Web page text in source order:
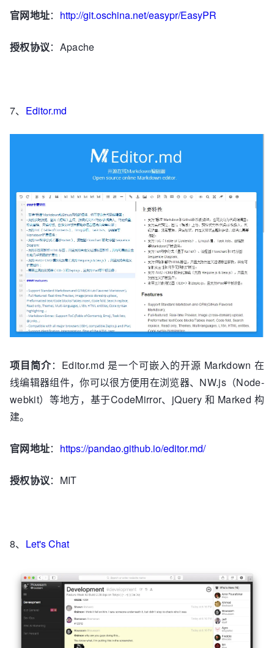
官网地址： http://git.oschina.net/easypr/EasyPR
授权协议：Apache
7、 Editor.md
项目简介：Editor.md 是一个可嵌入的开源 Markdown 在
线编辑器组件，你可以很方便用在浏览器、NW.js（Node-
webkit）等地方，基于CodeMirror、jQuery 和 Marked 构
建。
官网地址： https://pandao.github.io/editor.md/
授权协议：MIT
8、 Let's Chat